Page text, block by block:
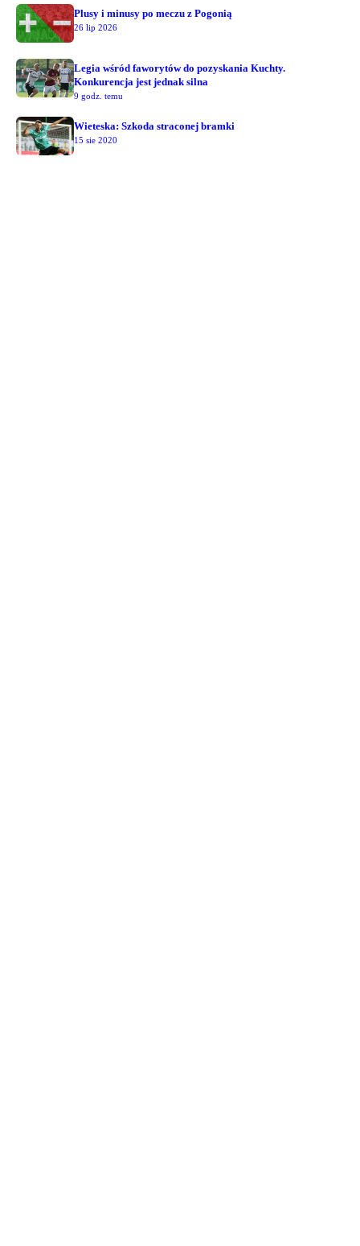
Plusy i minusy po meczu z Pogonią
26 lip 2026
Legia wśród faworytów do pozyskania Kuchty.
Konkurencja jest jednak silna
9 godz. temu
Wieteska: Szkoda straconej bramki
15 sie 2020